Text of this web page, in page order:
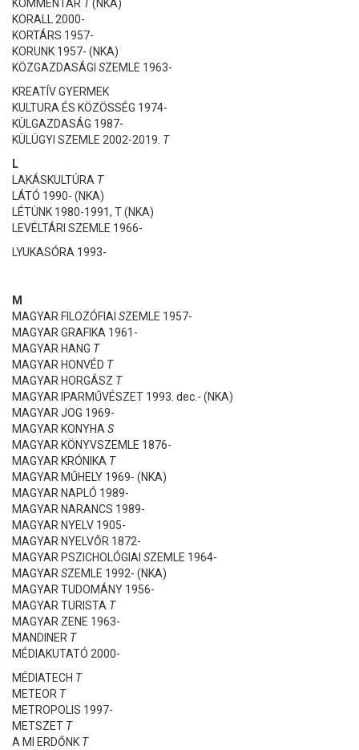
KOMMENTÁR T (NKA)
KORALL 2000-
KORTÁRS 1957-
KORUNK 1957- (NKA)
KÖZGAZDASÁGI SZEMLE 1963-
KREATÍV GYERMEK
KULTURA ÉS KÖZÖSSÉG 1974-
KÜLGAZDASÁG 1987-
KÜLÜGYI SZEMLE 2002-2019. T
L
LAKÁSKULTÚRA T
LÁTÓ 1990- (NKA)
LÉTÜNK 1980-1991, T (NKA)
LEVÉLTÁRI SZEMLE 1966-
LYUKASÓRA 1993-
M
MAGYAR FILOZÓFIAI SZEMLE 1957-
MAGYAR GRAFIKA 1961-
MAGYAR HANG T
MAGYAR HONVÉD T
MAGYAR HORGÁSZ T
MAGYAR IPARMŰVÉSZET 1993. dec.- (NKA)
MAGYAR JOG 1969-
MAGYAR KONYHA S
MAGYAR KÖNYVSZEMLE 1876-
MAGYAR KRÓNIKA T
MAGYAR MŰHELY 1969- (NKA)
MAGYAR NAPLÓ 1989-
MAGYAR NARANCS 1989-
MAGYAR NYELV 1905-
MAGYAR NYELVŐR 1872-
MAGYAR PSZICHOLÓGIAI SZEMLE 1964-
MAGYAR SZEMLE 1992- (NKA)
MAGYAR TUDOMÁNY 1956-
MAGYAR TURISTA T
MAGYAR ZENE 1963-
MANDINER T
MÉDIAKUTATÓ 2000-
MÉDIATECH T
METEOR T
METROPOLIS 1997-
METSZET T
A MI ERDŐNK T